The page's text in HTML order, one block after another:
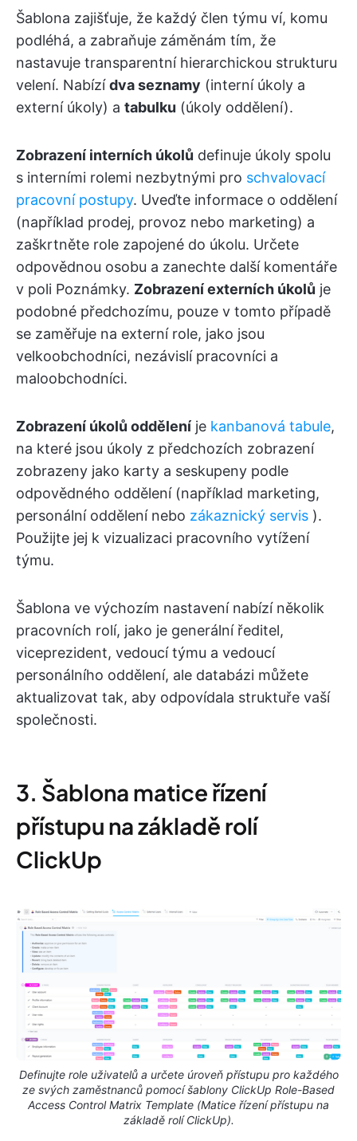
Šablona zajišťuje, že každý člen týmu ví, komu
podléhá, a zabraňuje záměnám tím, že
nastavuje transparentní hierarchickou strukturu
velení. Nabízídva seznamy (interní úkoly a
externí úkoly) a tabulku (úkoly oddělení).
Zobrazení interních úkolů definuje úkoly spolu
s interními rolemi nezbytnými pro schvalovací
pracovní postupy. Uveďte informace o oddělení
(například prodej, provoz nebo marketing) a
zaškrtněte role zapojené do úkolu. Určete
odpovědnou osobu a zanechte další komentáře
v poli Poznámky. Zobrazení externích úkolů je
podobné předchozímu, pouze v tomto případě
se zaměřuje na externí role, jako jsou
velkoobchodníci, nezávislí pracovníci a
maloobchodníci.
Zobrazení úkolů oddělení je kanbanová tabule,
na které jsou úkoly z předchozích zobrazení
zobrazeny jako karty a seskupeny podle
odpovědného oddělení (například marketing,
personální oddělení nebo zákaznický servis ).
Použijte jej k vizualizaci pracovního vytížení
týmu.
Šablona ve výchozím nastavení nabízí několik
pracovních rolí, jako je generální ředitel,
viceprezident, vedoucí týmu a vedoucí
personálního oddělení, ale databázi můžete
aktualizovat tak, aby odpovídala struktuře vaší
společnosti.
3. Šablona matice řízení
přístupu na základě rolí
ClickUp
Definujte role uživatelů a určete úroveň přístupu pro každého
ze svých zaměstnanců pomocí šablony ClickUp Role-Based
Access Control Matrix Template (Matice řízení přístupu na
základě rolí ClickUp).